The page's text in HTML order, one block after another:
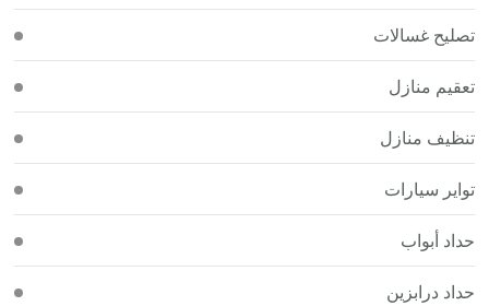
تصليح غسالات
تعقيم منازل
تنظيف منازل
تواير سيارات
حداد أبواب
حداد درابزين